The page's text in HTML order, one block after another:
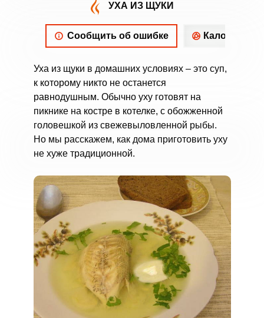
УХА ИЗ ЩУКИ
Сообщить об ошибке
Уха из щуки в домашних условиях – это суп,
к которому никто не останется
равнодушным. Обычно уху готовят на
пикнике на костре в котелке, с обожженной
головешкой из свежевыловленной рыбы.
Но мы расскажем, как дома приготовить уху
не хуже традиционной.